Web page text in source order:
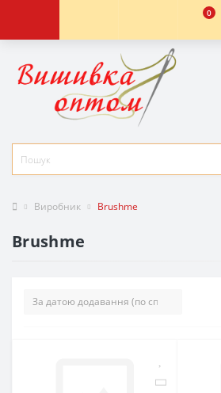
0
Виробник Brushme
Brushme